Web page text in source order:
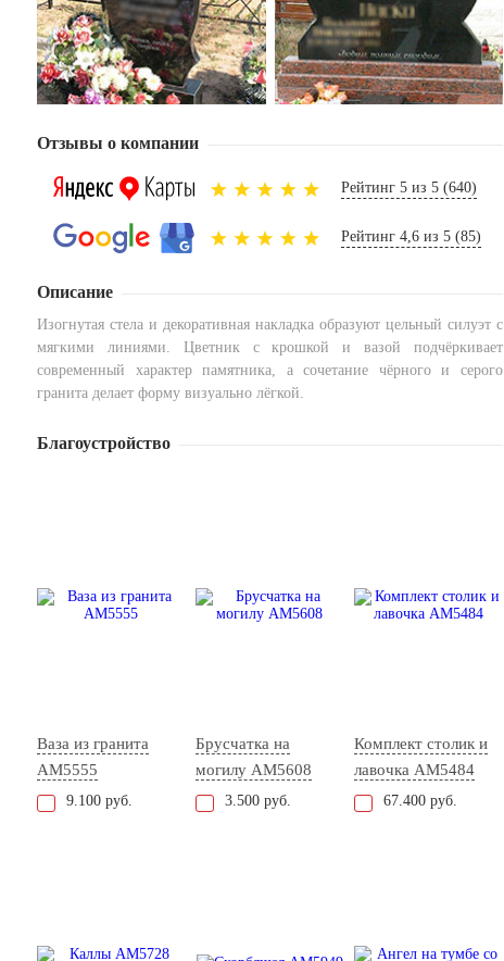
Отзывы о компании
Рейтинг 5 из 5 (640)
Рейтинг 4,6 из 5 (85)
Описание
Изогнутая стела и декоративная накладка образуют цельный силуэт с
мягкими линиями. Цветник с крошкой и вазой подчёркивает
современный характер памятника, а сочетание чёрного и серого
гранита делает форму визуально лёгкой.
Благоустройство
Ваза из гранита
AM5555
9.100 руб.
Брусчатка на
могилу AM5608
3.500 руб.
Комплект столик и
лавочка AM5484
67.400 руб.